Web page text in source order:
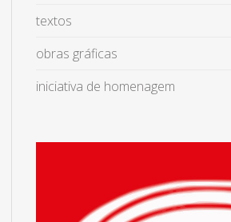
textos
obras gráficas
iniciativa de homenagem